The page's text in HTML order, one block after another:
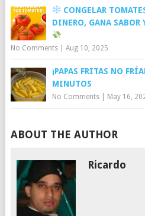
CONGELAR
DINERO, GANA
No Comments| Aug 10, 2025
¡PAPAS FRITAS NO
MINUTOS
No Comments| May 16,
ABOUT THE AUTHOR
Ricardo